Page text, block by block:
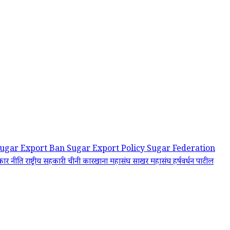
Export BanSugar Export PolicySugar Federation
नीतिराष्ट्रीय सहकारी चीनी कारखाना महासंघसाखर महासंघहर्षवर्धन पाटील